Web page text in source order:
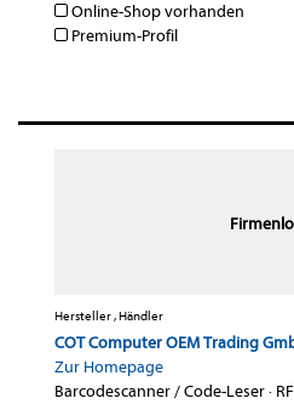
Online-Shop vorhanden
Premium-Profil
Hersteller , Händler
COT Computer OEM Trading
Zur Homepage
Barcodescanner / Code-Leser·